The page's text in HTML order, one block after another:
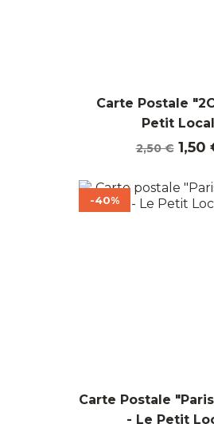
Carte Postale
Petit Local
Prix
base
2,50 € Prix
1,50
Carte Postale
- Le Petit
-40%